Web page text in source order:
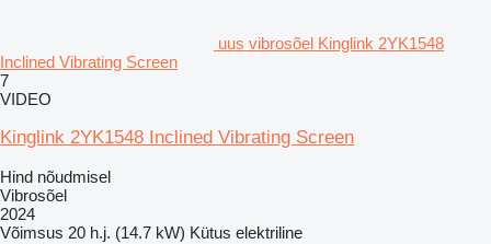
uus vibrosõel Kinglink 2YK1548
Inclined Vibrating Screen
7
VIDEO
Kinglink 2YK1548 Inclined Vibrating Screen
Hind nõudmisel
Vibrosõel
2024
Võimsus 20 h.j. (14.7 kW) Kütus elektriline